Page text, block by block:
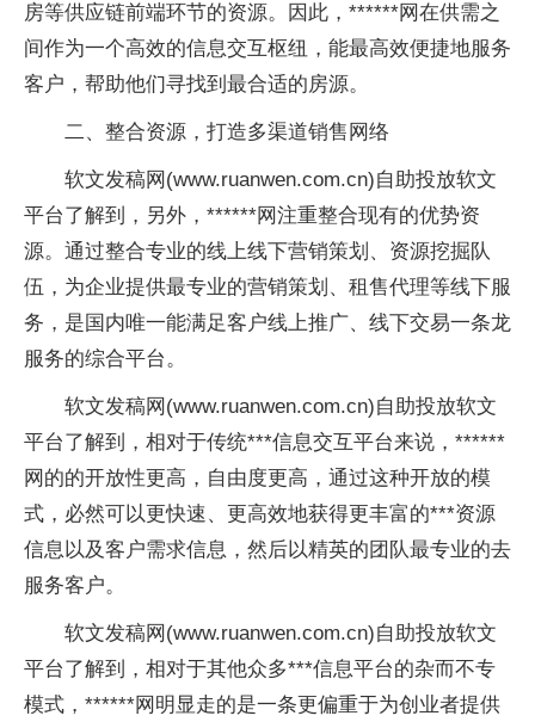
房等供应链前端环节的资源。因此，******网在供需之
间作为一个高效的信息交互枢纽，能最高效便捷地服务
客户，帮助他们寻找到最合适的房源。
二、整合资源，打造多渠道销售网络
软文发稿网(www.ruanwen.com.cn)自助投放软文
平台了解到，另外，******网注重整合现有的优势资
源。通过整合专业的线上线下营销策划、资源挖掘队
伍，为企业提供最专业的营销策划、租售代理等线下服
务，是国内唯一能满足客户线上推广、线下交易一条龙
服务的综合平台。
软文发稿网(www.ruanwen.com.cn)自助投放软文
平台了解到，相对于传统***信息交互平台来说，******
网的的开放性更高，自由度更高，通过这种开放的模
式，必然可以更快速、更高效地获得更丰富的***资源
信息以及客户需求信息，然后以精英的团队最专业的去
服务客户。
软文发稿网(www.ruanwen.com.cn)自助投放软文
平台了解到，相对于其他众多***信息平台的杂而不专
模式，******网明显走的是一条更偏重于为创业者提供